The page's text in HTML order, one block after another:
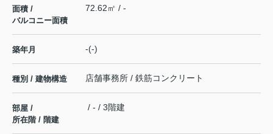
面積 /
バルコニー面積
72.62㎡ / -
築年月 -(-)
種別 / 建物構造 店舗事務所 / 鉄筋コンクリート
部屋 /
所在階 / 階建
/ - / 3階建